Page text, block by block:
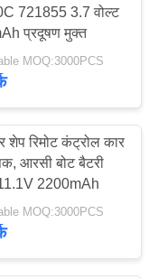
721855 3.7 वोल्ट
प्रदूषण मुक्त
MOQ:3000PCS
शेप रिमोट कंट्रोल कार
आरसी बोट बैटरी
2200mAh
MOQ:3000PCS